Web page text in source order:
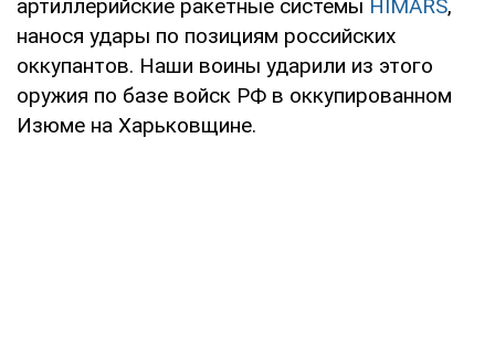
артиллерийские ракетные системы HIMARS,
нанося удары по позициям российских
оккупантов. Наши воины ударили из этого
оружия по базе войск РФ в оккупированном
Изюме на Харьковщине.